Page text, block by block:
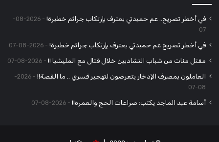
في أخطر تصريح.. عم حميدتي يعترف بإرتكاب جرائم خطيرة!
2026-08-
07
في أخطر تصريح عم حميدتي يعترف بإرتكاب جرائم خطيرة! 2026-08-07
مقتل مئات من شباب التشاديين خلال قتال مع المليشيا !! 2026-08-07
العاملون بمصرف الإدخار يتعرضون لتهجير قسري .. ما القصة!!
2026-
08-07
أسامة عبد الماجد يكتب: صراعات الحج والعمرة!! 2026-08-07